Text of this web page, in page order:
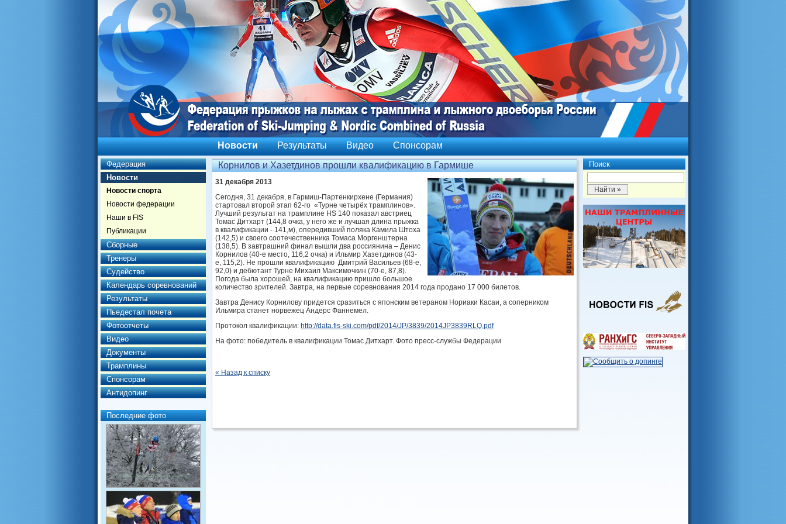
Новости Результаты Видео Спонсорам
Федерация
Новости
Новости спорта
Новости федерации
Наши в FIS
Публикации
Сборные
Тренеры
Судейство
Календарь соревнований
Результаты
Пьедестал почета
Фотоотчеты
Видео
Документы
Трамплины
Спонсорам
Антидопинг
Последние фото
Поиск
Корнилов и Хазетдинов прошли квалификацию в Гармише
31 декабря 2013
Сегодня, 31 декабря, в Гармиш-Партенкирхене (Германия)
стартовал второй этап 62-го «Турне четырёх трамплинов».
Лучший результат на трамплине HS 140 показал австриец
Томас Дитхарт (144,8 очка, у него же и лучшая длина прыжка
в квалификации - 141,м), опередивший поляка Камила Штоха
(142,5) и своего соотечественника Томаса Моргенштерна
(138,5). В завтрашний финал вышли два россиянина – Денис
Корнилов (40-е место, 116,2 очка) и Ильмир Хазетдинов (43-
е, 115,2). Не прошли квалификацию Дмитрий Васильев (68-е,
92,0) и дебютант Турне Михаил Максимочкин (70-е, 87,8).
Погода была хорошей, на квалификацию пришло большое
количество зрителей. Завтра, на первые соревнования 2014 года продано 17 000 билетов.
Завтра Денису Корнилову придется сразиться с японским ветераном Нориаки Касаи, а соперником
Ильмира станет норвежец Андерс Фаннемел.
Протокол квалификации: http://data.fis-ski.com/pdf/2014/JP/3839/2014JP3839RLQ.pdf
На фото: победитель в квалификации Томас Дитхарт. Фото пресс-службы Федерации
« Назад к списку